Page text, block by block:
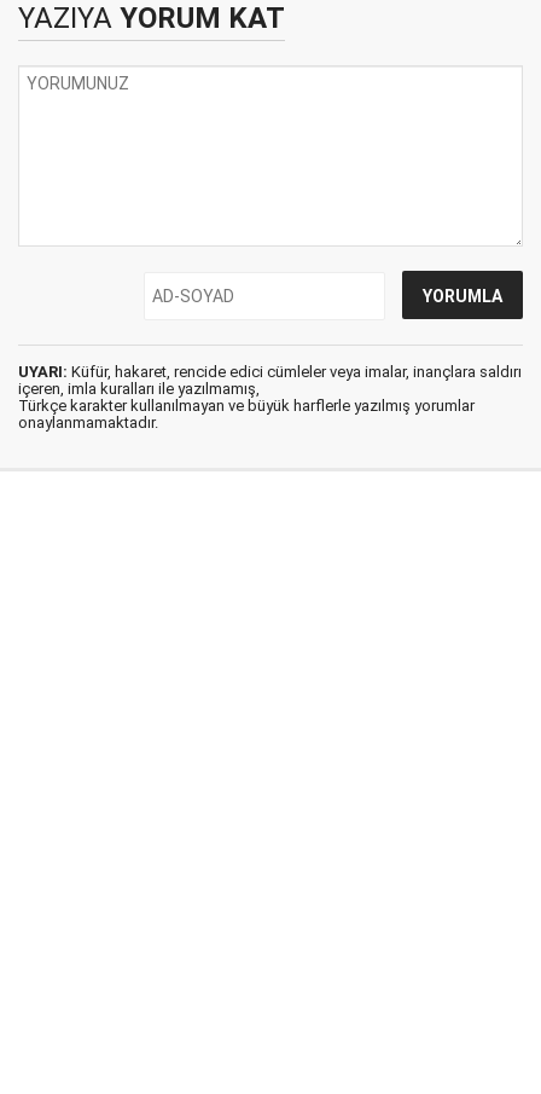
YAZIYA YORUM KAT
UYARI: Küfür, hakaret, rencide edici cümleler veya imalar, inançlara saldırı
içeren, imla kuralları ile yazılmamış,
Türkçe karakter kullanılmayan ve büyük harflerle yazılmış yorumlar
onaylanmamaktadır.